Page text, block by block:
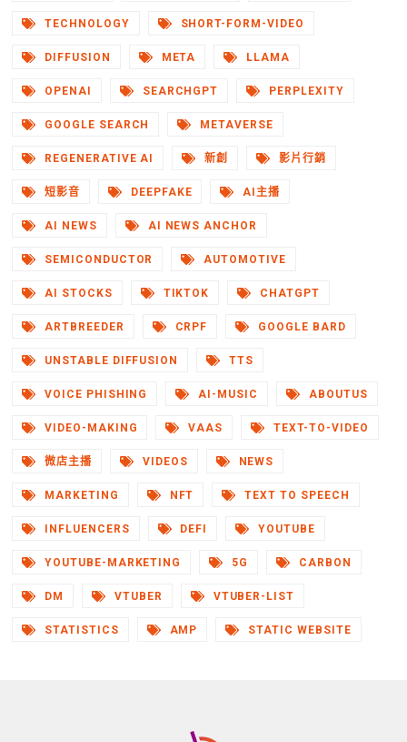
TECHNOLOGY SHORT-FORM-VIDEO
DIFFUSION META LLAMA
OPENAI SEARCHGPT PERPLEXITY
GOOGLE SEARCH METAVERSE
REGENERATIVE AI 新創 影片行銷
短影音 DEEPFAKE AI主播
AI NEWS AI NEWS ANCHOR
SEMICONDUCTOR AUTOMOTIVE
AI STOCKS TIKTOK CHATGPT
ARTBREEDER CRPF GOOGLE BARD
UNSTABLE DIFFUSION TTS
VOICE PHISHING AI-MUSIC ABOUTUS
VIDEO-MAKING VAAS TEXT-TO-VIDEO
微店主播 VIDEOS NEWS
MARKETING NFT TEXT TO SPEECH
INFLUENCERS DEFI YOUTUBE
YOUTUBE-MARKETING 5G CARBON
DM VTUBER VTUBER-LIST
STATISTICS AMP STATIC WEBSITE